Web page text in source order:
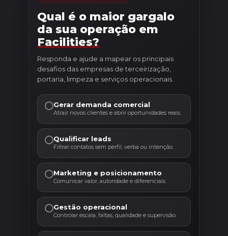
Qual é o maior gargalo
da sua operação em
Facilities?
Responda e ajude a mapear os principais
desafios das empresas de terceirização,
portaria, limpeza e serviços operacionais.
Gerar demanda comercial
Atrair novos clientes e abrir oportunidades reais.
Qualificar leads
Filtrar contatos sem perfil, verba ou intenção.
Marketing e posicionamento
Comunicar valor, autoridade e diferenciais.
Gestão operacional
Controlar escala, faltas, qualidade e supervisão.